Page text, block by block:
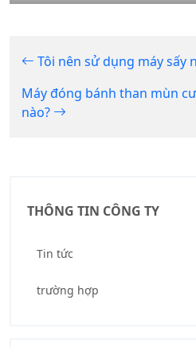
THÔNG TIN CÔNG TY
Tin tức
trường hợp
Tôi nên sử dụng máy sấy
Máy đóng bánh than mùn
nào?